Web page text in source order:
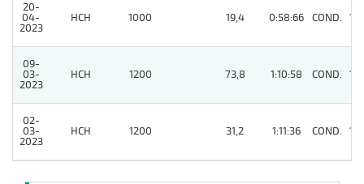
20-
04-
2023
HCH 1000 19,4 0:58:66 COND. 10
09-
03-
2023
HCH 1200 73,8 1:10:58 COND. 10
02-
03-
2023
HCH 1200 31,2 1:11:36 COND. 10